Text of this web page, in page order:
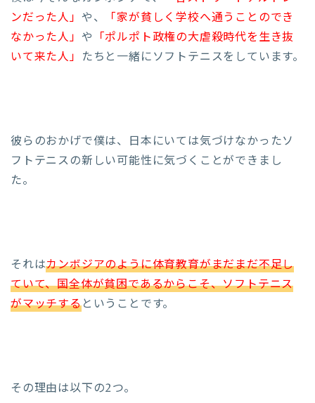
ンだった人」 や、
「家が貧しく学校へ通うことのでき
なかった人」 や 「ポルポト政権の大虐殺時代を生き抜
いて来た人」 たちと一緒にソフトテニスをしています。
彼らのおかげで僕は、日本にいては気づけなかったソ
フトテニスの新しい可能性に気づくことができまし
た。
それはカンボジアのように体育教育がまだまだ不足し
ていて、国全体が貧困であるからこそ、ソフトテニス
がマッチするということです。
その理由は以下の2つ。